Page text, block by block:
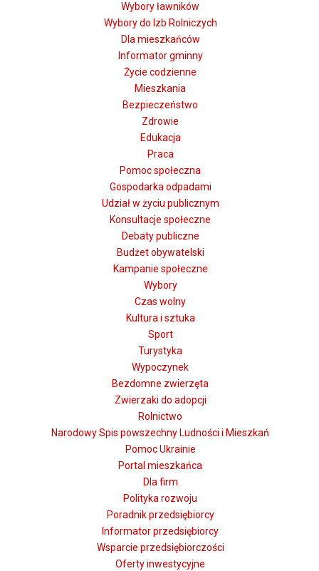
Wybory ławników
Wybory do Izb Rolniczych
Dla mieszkańców
Informator gminny
Życie codzienne
Mieszkania
Bezpieczeństwo
Zdrowie
Edukacja
Praca
Pomoc społeczna
Gospodarka odpadami
Udział w życiu publicznym
Konsultacje społeczne
Debaty publiczne
Budżet obywatelski
Kampanie społeczne
Wybory
Czas wolny
Kultura i sztuka
Sport
Turystyka
Wypoczynek
Bezdomne zwierzęta
Zwierzaki do adopcji
Rolnictwo
Narodowy Spis powszechny Ludności i Mieszkań
Pomoc Ukrainie
Portal mieszkańca
Dla firm
Polityka rozwoju
Poradnik przedsiębiorcy
Informator przedsiębiorcy
Wsparcie przedsiębiorczości
Oferty inwestycyjne